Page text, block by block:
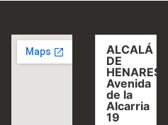
ALCALÁ
DE
HENARES,
Avenida
de la
Alcarria
19